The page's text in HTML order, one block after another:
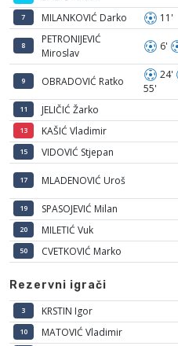
7 MILANKOVIĆ Darko 11'
8
PETRONIJEVIĆ
Miroslav
6'
9 OBRADOVIĆ Ratko
24'
55'
11 JELIČIĆ Žarko
13 KAŠIĆ Vladimir
15 VIDOVIĆ Stjepan
17 MLADENOVIĆ Uroš
19 SPASOJEVIĆ Milan
20 MILETIĆ Vuk
50 CVETKOVIĆ Marko
Rezervni igrači
3 KRSTIN Igor
10 MATOVIĆ Vladimir